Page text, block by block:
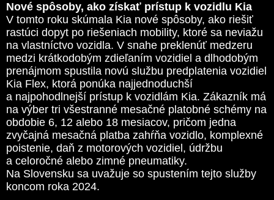
Nové spôsoby, ako získať prístup k vozidlu Kia
V tomto roku skúmala Kia nové spôsoby, ako riešiť
rastúci dopyt po riešeniach mobility, ktoré sa neviažu
na vlastníctvo vozidla. V snahe preklenúť medzeru
medzi krátkodobým zdieľaním vozidiel a dlhodobým
prenájmom spustila novú službu predplatenia vozidiel
Kia Flex, ktorá ponúka najjednoduchší
a najpohodlnejší prístup k vozidlám Kia. Zákazník má
na výber tri všestranné mesačné platobné schémy na
obdobie 6, 12 alebo 18 mesiacov, pričom jedna
zvyčajná mesačná platba zahŕňa vozidlo, komplexné
poistenie, daň z motorových vozidiel, údržbu
a celoročné alebo zimné pneumatiky.
Na Slovensku sa uvažuje so spustením tejto služby
koncom roka 2024.